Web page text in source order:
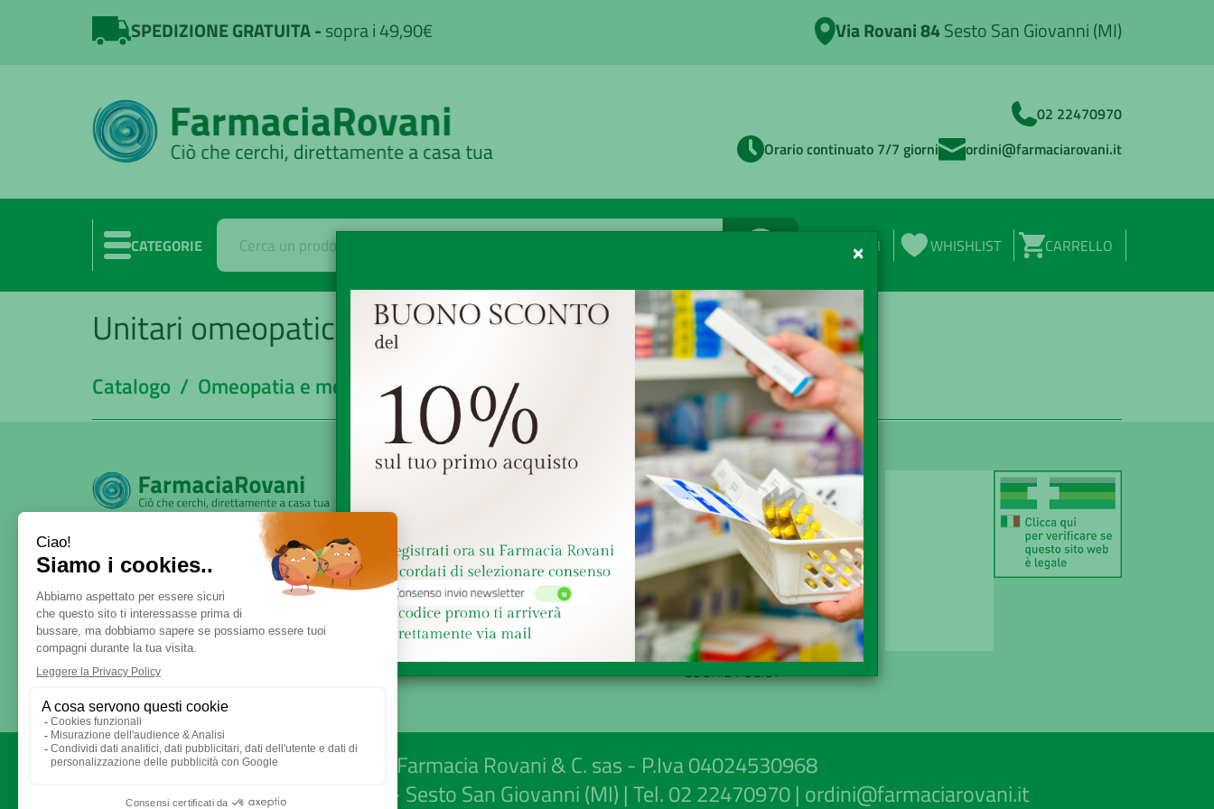
SPEDIZIONE GRATUITA sopra i 49,90€ Via Rovani 84Sesto San Giovanni (MI)
02 22470970
Orario continuato 7/7 giorni
ordini@farmaciarovani.it
CATEGORIE ACCEDI WHISHLIST CARRELLO
Unitari omeopatici
Catalogo / Omeopatia e medicina naturale/ Unitari omeopatici
DICONO DI NOI
PATOLOGIE E RIMEDI
CONTATTI
LOGIN
REGISTRATI
WISHLIST
ISCRIZIONE ALLA
NEWSLETTER
LINK VELOCI
MODALITÀ DI SPEDIZIONE
E RITIRO
MODALITÀ DI PAGAMENTO
CONDIZIONI DI VENDITA
INFORMATIVA PRIVACY
COOKIE POLICY
Farmacia Rovani & C. sas - P.Iva 04024530968
Via Rovani 84 - 20099 - Sesto San Giovanni (MI) | Tel.02 22470970| ordini@farmaciarovani.it
×